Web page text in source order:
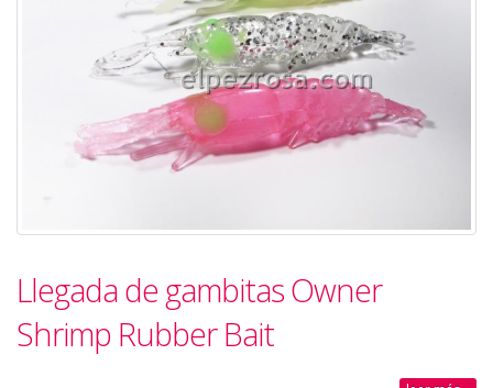
Llegada de gambitas Owner
Shrimp Rubber Bait